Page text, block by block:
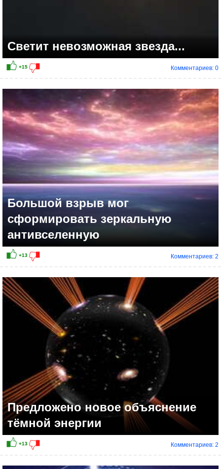
+12
Светит невозможная звезда...
Комментариев: 0
Большой взрыв мог
сформировать зеркальную
антивселенную
Комментариев: 2
Предложено новое объяснение
тёмной энергии
Комментариев: 2